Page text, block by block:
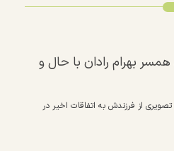
بهرام رادان با حال و
تصویری از فرزندش به اتفاقات اخیر در